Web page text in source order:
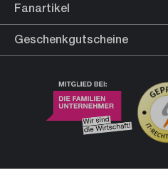
Fanartikel
Geschenkgutscheine